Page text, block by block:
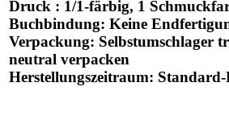
Druck : 1/1-färbig, 1
Buchbindung: Keine
Verpackung: Selbstumschlager
neutral verpacken
Herstellungszeitraum: Standard-